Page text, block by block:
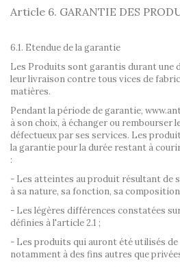
Article 6. GARANTIE DES
6.1. Etendue de la garantie
Les Produits sont garantis durant une
leur livraison contre tous vices de
matières.
Pendant la période de garantie,
à son choix, à échanger ou rembourser
défectueux par ses services. Les
la garantie pour la durée restant à
:
- Les atteintes au produit résultant de
à sa nature, sa fonction, sa
- Les légères différences constatées
définies à l'article 2.1 ;
- Les produits qui auront été utilisés
notamment à des fins autres que